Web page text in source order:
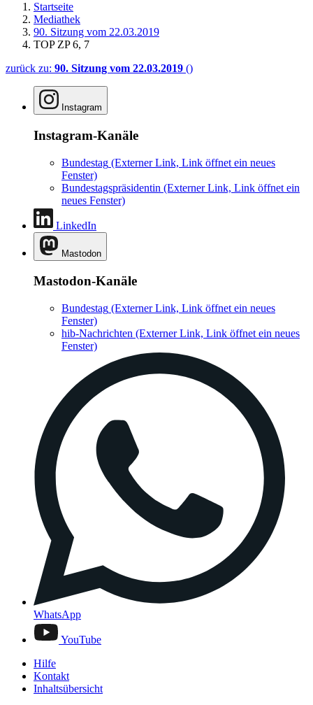
Startseite
Mediathek
90. Sitzung vom 22.03.2019
TOP ZP 6, 7
zurück zu: 90. Sitzung vom 22.03.2019 ()
Instagram
Instagram-Kanäle
Bundestag (Externer Link, Link öffnet ein neues
Fenster)
Bundestagspräsidentin (Externer Link, Link öffnet ein
neues Fenster)
LinkedIn
Mastodon
Mastodon-Kanäle
Bundestag (Externer Link, Link öffnet ein neues
Fenster)
hib-Nachrichten (Externer Link, Link öffnet ein neues
Fenster)
WhatsApp
YouTube
Hilfe
Kontakt
Inhaltsübersicht